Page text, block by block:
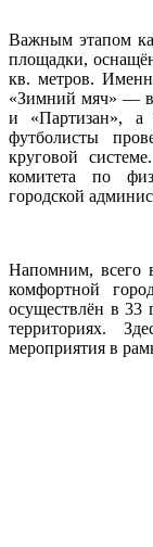
Важным этапом
площадки,
кв. метров.
«Зимний мяч» —
и «Партизан»,
футболисты
круговой
комитета по
городской
Напомним, всего
комфортной
осуществлён в 33
территориях.
мероприятия в